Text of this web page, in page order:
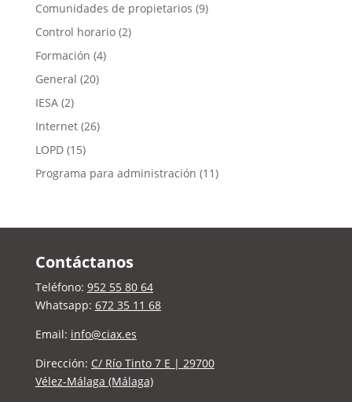
Comunidades de propietarios (9)
Control horario(2)
Formación (4)
General (20)
IESA(2)
Internet(26)
LOPD(15)
Programa para administración (11)
Contáctanos
Teléfono: 952 55 80 64
Whatsapp: 672 35 11 68
Email: info@ciax.es
Dirección: C/ Río Tinto 7 E | 29700
Vélez-Málaga (Málaga)